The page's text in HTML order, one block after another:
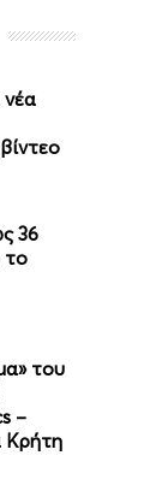
νέα
36
το
του
–
Κρήτη